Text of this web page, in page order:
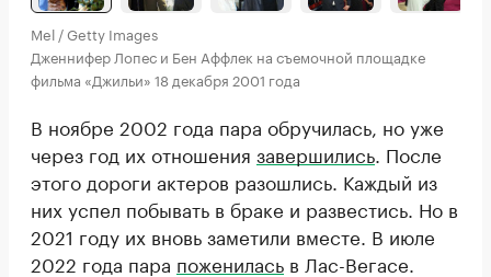
Mel / Getty Images
Дженнифер Лопес и Бен Аффлек на съемочной площадке
фильма «Джильи» 18 декабря 2001 года
В ноябре 2002 года пара обручилась, но уже
через год их отношения завершились . После
этого дороги актеров разошлись. Каждый из
них успел побывать в браке и развестись. Но в
2021 году их вновь заметили вместе. В июле
2022 года пара поженилась в Лас-Вегасе.